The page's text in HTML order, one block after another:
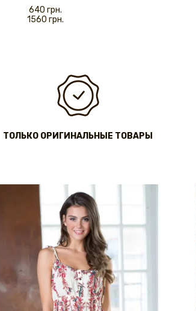
640 грн.
1560 грн.
ТОЛЬКО ОРИГИНАЛЬНЫЕ ТОВАРЫ